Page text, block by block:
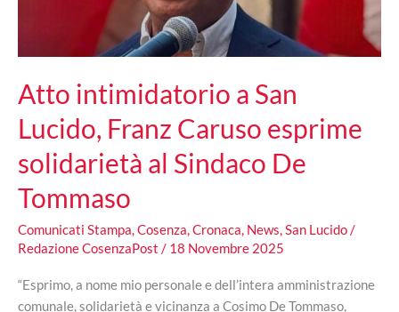
Atto intimidatorio a San
Lucido, Franz Caruso esprime
solidarietà al Sindaco De
Tommaso
Comunicati Stampa,Cosenza,Cronaca, News,San Lucido/
Redazione CosenzaPost / 18 Novembre 2025
“Esprimo, a nome mio personale e dell’intera amministrazione
comunale, solidarietà e vicinanza a Cosimo De Tommaso,